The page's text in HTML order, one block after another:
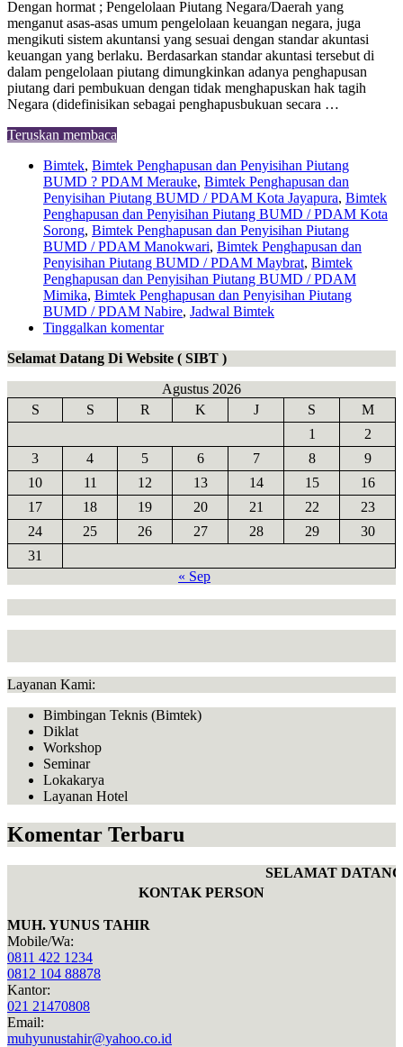
Dengan hormat ; Pengelolaan Piutang Negara/Daerah yang
menganut asas-asas umum pengelolaan keuangan negara, juga
mengikuti sistem akuntansi yang sesuai dengan standar akuntasi
keuangan yang berlaku. Berdasarkan standar akuntasi tersebut di
dalam pengelolaan piutang dimungkinkan adanya penghapusan
piutang dari pembukuan dengan tidak menghapuskan hak tagih
Negara (didefinisikan sebagai penghapusbukuan secara …
Teruskan membaca
Bimtek, Bimtek Penghapusan dan Penyisihan Piutang
BUMD ? PDAM Merauke, Bimtek Penghapusan dan
Penyisihan Piutang BUMD / PDAM Kota Jayapura, Bimtek
Penghapusan dan Penyisihan Piutang BUMD / PDAM Kota
Sorong, Bimtek Penghapusan dan Penyisihan Piutang
BUMD / PDAM Manokwari, Bimtek Penghapusan dan
Penyisihan Piutang BUMD / PDAM Maybrat, Bimtek
Penghapusan dan Penyisihan Piutang BUMD / PDAM
Mimika, Bimtek Penghapusan dan Penyisihan Piutang
BUMD / PDAM Nabire, Jadwal Bimtek
Tinggalkan komentar
Selamat Datang Di Website ( SIBT )
Agustus 2026
S
S R K J S
M
1
2
3
4 5 6 7 8
9
10
11 12 13 14 15
16
17
18 19 20 21 22
23
24
25 26 27 28 29
30
31
« Sep
Layanan Kami:
Bimbingan Teknis (Bimtek)
Diklat
Workshop
Seminar
Lokakarya
Layanan Hotel
Komentar Terbaru
SELAMAT
KONTAK PERSON
MUH. YUNUS TAHIR
Mobile/Wa:
0811 422 1234
0812 104 88878
Kantor:
021 21470808
Email:
muhyunustahir@yahoo.co.id